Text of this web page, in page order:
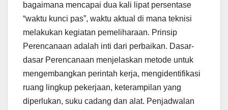
bagaimana mencapai dua kali lipat persentase
“waktu kunci pas”, waktu aktual di mana teknisi
melakukan kegiatan pemeliharaan. Prinsip
Perencanaan adalah inti dari perbaikan. Dasar-
dasar Perencanaan menjelaskan metode untuk
mengembangkan perintah kerja, mengidentifikasi
ruang lingkup pekerjaan, keterampilan yang
diperlukan, suku cadang dan alat. Penjadwalan